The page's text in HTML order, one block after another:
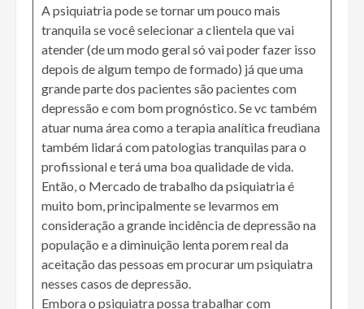
A psiquiatria pode se tornar um pouco mais
tranquila se você selecionar a clientela que vai
atender (de um modo geral só vai poder fazer isso
depois de algum tempo de formado) já que uma
grande parte dos pacientes são pacientes com
depressão e com bom prognóstico. Se vc também
atuar numa área como a terapia analítica freudiana
também lidará com patologias tranquilas para o
profissional e terá uma boa qualidade de vida.
Então, o Mercado de trabalho da psiquiatria é
muito bom, principalmente se levarmos em
consideração a grande incidência de depressão na
população e a diminuição lenta porem real da
aceitação das pessoas em procurar um psiquiatra
nesses casos de depressão.
Embora o psiquiatra possa trabalhar com